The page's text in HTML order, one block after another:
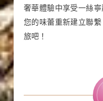
奢華體驗中享受一絲
您的味蕾重新建立聯
旅吧！